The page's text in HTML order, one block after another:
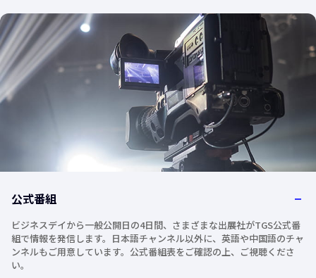
公式番組
ビジネスデイから一般公開日の4日間、さまざまな出展社がTGS公式番
組で情報を発信します。日本語チャンネル以外に、英語や中国語のチャ
ンネルもご用意しています。公式番組表をご確認の上、ご視聴くださ
い。